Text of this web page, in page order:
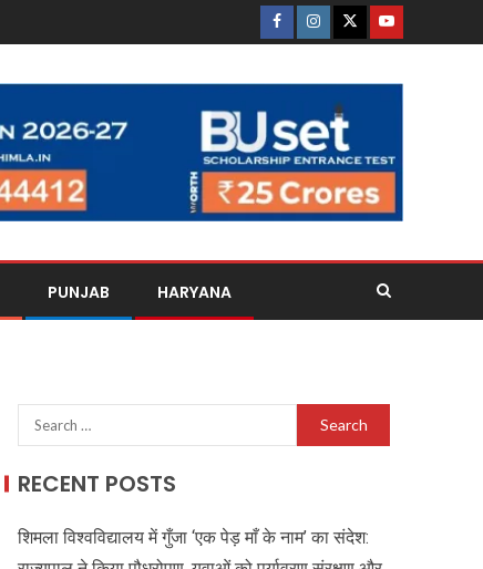
PUNJAB HARYANA
RECENT POSTS
शिमला विश्वविद्यालय में गुँजा ‘एक पेड़ माँ के नाम’ का संदेश: